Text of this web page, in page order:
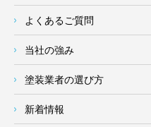
よくあるご質問
当社の強み
塗装業者の選び方
新着情報